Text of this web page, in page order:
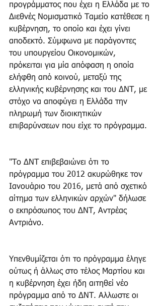
προγράμματος που έχει η Ελλάδα με το
Διεθνές Νομισματικό Ταμείο κατέθεσε η
κυβέρνηση, το οποίο και έχει γίνει
αποδεκτό. Σύμφωνα με παράγοντες
του υπουργείου Οικονομικών,
πρόκειται για μία απόφαση η οποία
ελήφθη από κοινού, μεταξύ της
ελληνικής κυβέρνησης και του ΔΝΤ, με
στόχο να αποφύγει η Ελλάδα την
πληρωμή των διοικητικών
επιβαρύνσεων που είχε το πρόγραμμα.
"Το ΔΝΤ επιβεβαιώνει ότι το
πρόγραμμα του 2012 ακυρώθηκε τον
Ιανουάριο του 2016, μετά από σχετικό
αίτημα των ελληνικών αρχών" δήλωσε
ο εκπρόσωπος του ΔΝΤ, Αντρέας
Αντριάνο.
Υπενθυμίζεται ότι το πρόγραμμα έληγε
ούτως ή άλλως στο τέλος Μαρτίου και
η κυβέρνηση έχει ήδη αιτηθεί νέο
πρόγραμμα από το ΔΝΤ. Αλλωστε οι